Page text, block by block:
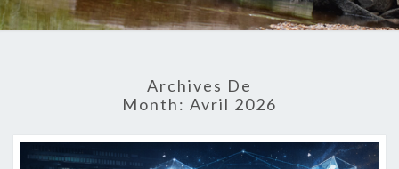
Archives De
Month: Avril 2026